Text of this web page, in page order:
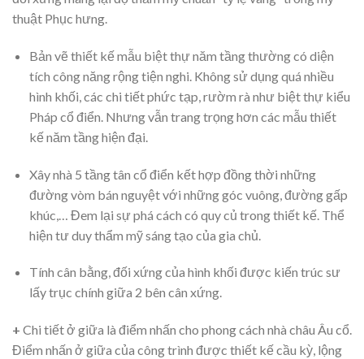
thuật Phục hưng.
Bản vẽ thiết kế mẫu biệt thự năm tầng thường có diện
tích công năng rộng tiện nghi. Không sử dụng quá nhiều
hình khối, các chi tiết phức tạp, rườm rà như biệt thự kiểu
Pháp cổ điển. Nhưng vẫn trang trọng hơn các mẫu thiết
kế năm tầng hiện đại.
Xây nhà 5 tầng tân cổ điển kết hợp đồng thời những
đường vòm bán nguyệt với những góc vuông, đường gấp
khúc,… Đem lại sự phá cách có quy củ trong thiết kế. Thể
hiện tư duy thẩm mỹ sáng tạo của gia chủ.
Tính cân bằng, đối xứng của hình khối được kiến trúc sư
lấy trục chính giữa 2 bên cân xứng.
+ Chi tiết ở giữa là điểm nhấn cho phong cách nhà châu Âu cổ.
Điểm nhấn ở giữa của công trình được thiết kế cầu kỳ, lộng